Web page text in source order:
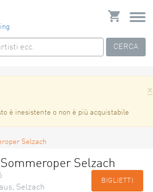
CERCA
×
è inesistente o non è più acquistabile
Selzach
Selzach
BIGLIETTI